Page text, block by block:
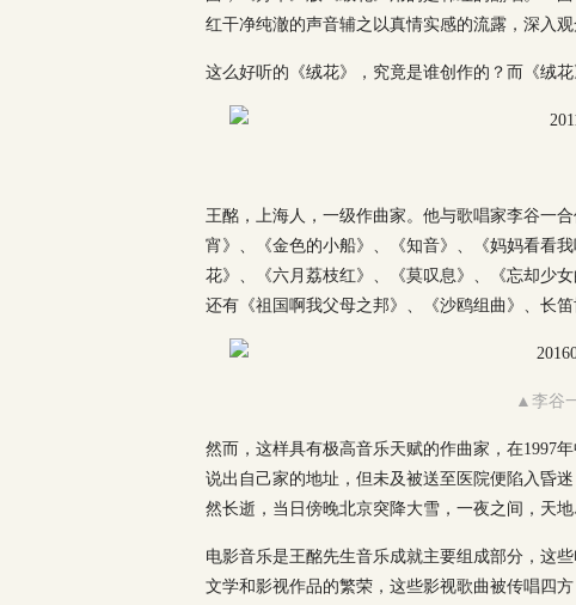
红干净纯澈的声音辅之以真情实感的流露，深入观
这么好听的《绒花》，究竟是谁创作的？而《绒
王酩，上海人，一级作曲家。他与歌唱家李谷一
宵》、《金色的小船》、《知音》、《妈妈看看
花》、《六月荔枝红》、《莫叹息》、《忘却少
还有《祖国啊我父母之邦》、《沙鸥组曲》、长
▲李谷
然而，这样具有极高音乐天赋的作曲家，在1997
说出自己家的地址，但未及被送至医院便陷入昏
然长逝，当日傍晚北京突降大雪，一夜之间，天地
电影音乐是王酩先生音乐成就主要组成部分，这
文学和影视作品的繁荣，这些影视歌曲被传唱四